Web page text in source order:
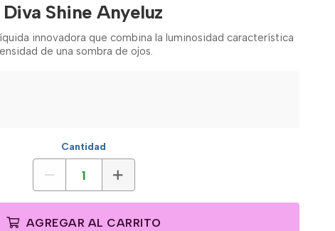
Shine Anyeluz
innovadora que combina la luminosidad característica
de una sombra de ojos.
Cantidad
AGREGAR AL CARRITO